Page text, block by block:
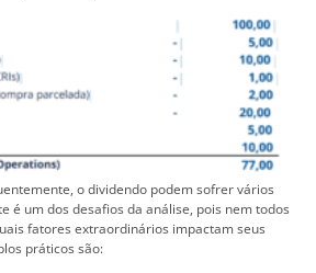
o dividendo podem sofrer vários
é um dos desafios da análise, pois nem todos
fatores extraordinários impactam seus
práticos são: